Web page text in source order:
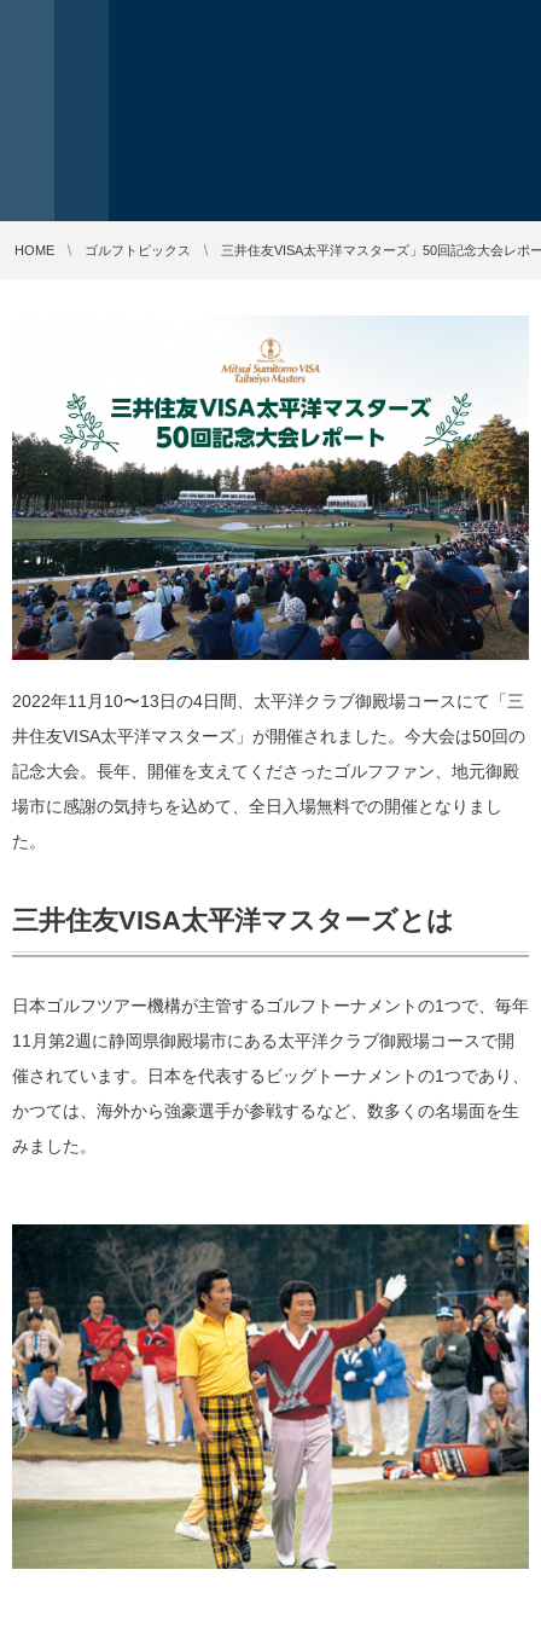
HOME ゴルフトピックス 三井住友VISA太平洋マスターズ」50回記念大会レポ
2022年11月10〜13日の4日間、太平洋クラブ御殿場コースにて「三
井住友VISA太平洋マスターズ」が開催されました。今大会は50回の
記念大会。長年、開催を支えてくださったゴルフファン、地元御殿
場市に感謝の気持ちを込めて、全日入場無料での開催となりまし
た。
三井住友VISA太平洋マスターズとは
日本ゴルフツアー機構が主管するゴルフトーナメントの1つで、毎年
11月第2週に静岡県御殿場市にある太平洋クラブ御殿場コースで開
催されています。日本を代表するビッグトーナメントの1つであり、
かつては、海外から強豪選手が参戦するなど、数多くの名場面を生
みました。